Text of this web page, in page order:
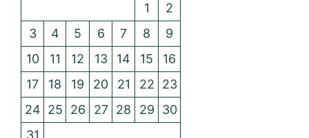
1
2
3
4 5 6 7 8
9
10
11 12 13 14 15
16
17
18 19 20 21 22
23
24 25 26 27 28 29
30